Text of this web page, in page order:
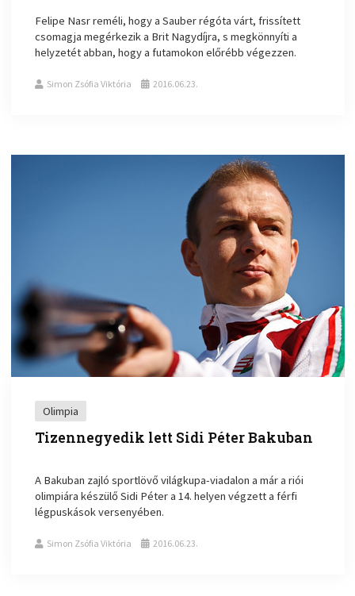
Felipe Nasr reméli, hogy a Sauber régóta várt, frissített
csomagja megérkezik a Brit Nagydíjra, s megkönnyíti a
helyzetét abban, hogy a futamokon előrébb végezzen.
Simon Zsófia Viktória 2016.06.23.
Olimpia
Tizennegyedik lett Sidi Péter Bakuban
A Bakuban zajló sportlövő világkupa-viadalon a már a riói
olimpiára készülő Sidi Péter a 14. helyen végzett a férfi
légpuskások versenyében.
Simon Zsófia Viktória 2016.06.23.